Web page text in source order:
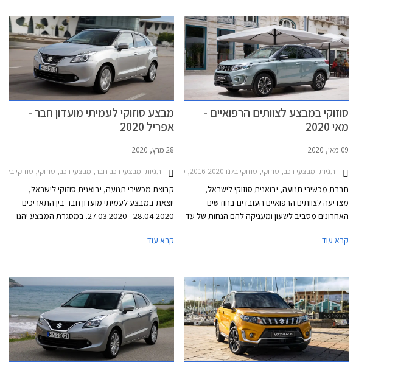
סוזוקי במבצע לצוותים הרפואיים -
מאי 2020
09 מאי, 2020
תגיות: מבצעי רכב, סוזוקי, סוזוקי בלנו 2016-2020, סוזוקי איגניס 2017-2020, סוזוקי ג'ימני 2019-2025, סוזוקי ויטרה 2019-2025, סוזוקי סוויפט 2017-2020, סוזוקי קרוסאובר 2017-2022קורונה
חברת מכשירי תנועה, יבואנית סוזוקי לישראל,
מצדיעה לצוותים הרפואיים העובדים בחודשים
האחרונים מסביב לשעון ומעניקה להם הנחות של עד
קרא עוד
מבצע סוזוקי לעמיתי מועדון חבר -
אפריל 2020
28 מרץ, 2020
תגיות: מבצעי רכב חבר, מבצעי רכב, סוזוקי, סוזוקי בלנו 2016-2020, סוזוקי איגניס 2017-2020, סוזוקי ג'ימני 2019-2025, סוזוקי ויטרה 2019-2025, סוזוקי סוויפט 2017-2020, סוזוקי קרוסאובר 2017-2022חבר
קבוצת מכשירי תנועה, יבואנית סוזוקי לישראל,
יוצאת במבצע לעמיתי מועדון חבר בין התאריכים
28.04.2020 - 27.03.2020. במסגרת המבצע יהנו
נוספות כגון מערכת מולטימדיה עם אפליקציית
עד 30,000 ₪ בכרטיס אשראי של המועדון.
קרא עוד